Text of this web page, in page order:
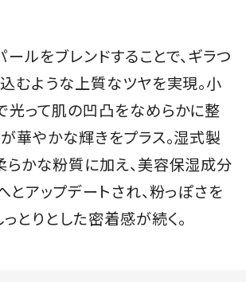
ルをブレンドすることで、ギラつ
むような上質なツヤを実現。小
光って肌の凹凸をなめらかに整
華やかな輝きをプラス。湿式製
かな粉質に加え、美容保湿成分
アップデートされ、粉っぽさを
とりとした密着感が続く。